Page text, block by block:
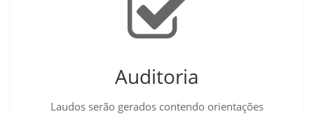
Auditoria
Laudos serão gerados contendo orientações